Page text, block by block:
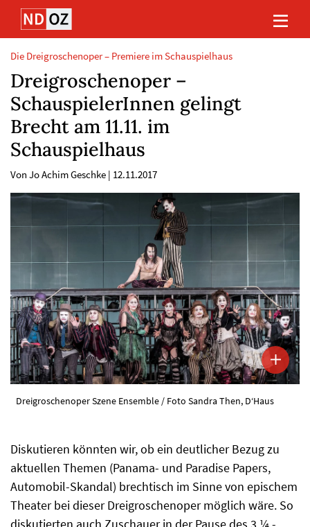
Direkt
Inhalt
(Eingabetaste)
Direkt
Hauptmenu
(Eingabetaste)
Direkt
Suche
(Eingabetaste)
Direkt
Footer
(Eingabetaste)
Die Dreigroschenoper – Premiere im Schauspielhaus
Dreigroschenoper –
SchauspielerInnen gelingt
Brecht am 11.11. im
Schauspielhaus
Von Jo Achim Geschke | 12.11.2017
Dreigroschenoper Szene Ensemble / Foto Sandra Then, D‘Haus
Diskutieren könnten wir, ob ein deutlicher Bezug zu
aktuellen Themen (Panama- und Paradise Papers,
Automobil-Skandal) brechtisch im Sinne von epischem
Theater bei dieser Dreigroschenoper möglich wäre. So
diskutierten auch Zuschauer in der Pause des 3 ¼ -